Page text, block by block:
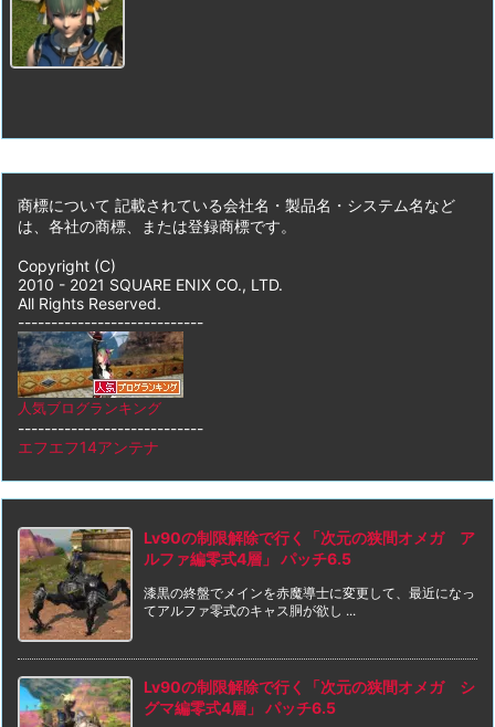
商標について 記載されている会社名・製品名・システム名など
は、各社の商標、または登録商標です。
Copyright (C)
2010 - 2021 SQUARE ENIX CO., LTD.
All Rights Reserved.
----------------------------
人気ブログランキング
----------------------------
エフエフ14アンテナ
Lv90の制限解除で行く「次元の狭間オメガ ア
ルファ編零式4層」 パッチ6.5
漆黒の終盤でメインを赤魔導士に変更して、最近になっ
てアルファ零式のキャス胴が欲し ...
Lv90の制限解除で行く「次元の狭間オメガ シ
グマ編零式4層」 パッチ6.5